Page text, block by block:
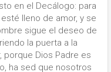
en el Decálogo: para
lleno de amor, y se
sigue el deseo de
la puerta a la
porque Dios Padre es
ha sed que nosotros